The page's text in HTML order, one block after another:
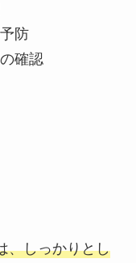
防
確認
、しっかりとし